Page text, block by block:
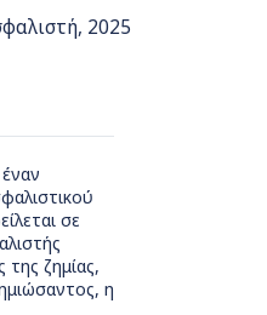
2025
σε
ζημίας,
η